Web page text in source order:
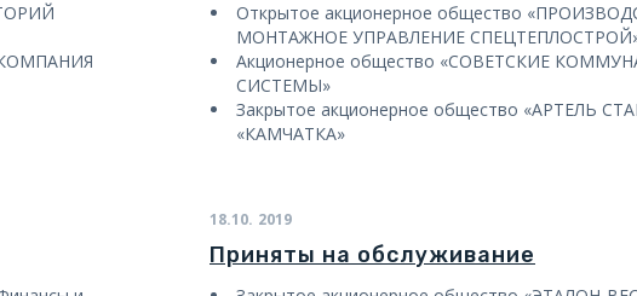
Открытое акционерное общество
МОНТАЖНОЕ УПРАВЛЕНИЕ
Акционерное общество «СОВЕТСКИЕ
СИСТЕМЫ»
Закрытое акционерное общество «АРТЕЛЬ
«КАМЧАТКА»
18.10. 2019
Приняты на обслуживание